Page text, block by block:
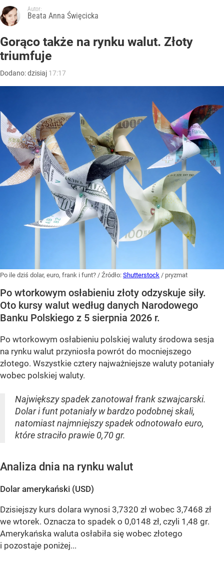
Autor:
Beata Anna Święcicka
Gorąco także na rynku walut. Złoty
triumfuje
Dodano:dzisiaj 17:17
Po ile dziś dolar, euro, frank i funt? / Źródło: Shutterstock / pryzmat
Po wtorkowym osłabieniu złoty odzyskuje siły.
Oto kursy walut według danych Narodowego
Banku Polskiego z 5 sierpnia 2026 r.
Po wtorkowym osłabieniu polskiej waluty środowa sesja
na rynku walut przyniosła powrót do mocniejszego
złotego. Wszystkie cztery najważniejsze waluty potaniały
wobec polskiej waluty.
Największy spadek zanotował frank szwajcarski.
Dolar i funt potaniały w bardzo podobnej skali,
natomiast najmniejszy spadek odnotowało euro,
które straciło prawie 0,70 gr.
Analiza dnia na rynku walut
Dolar amerykański (USD)
Dzisiejszy kurs dolara wynosi 3,7320 zł wobec 3,7468 zł
we wtorek. Oznacza to spadek o 0,0148 zł, czyli 1,48 gr.
Amerykańska waluta osłabiła się wobec złotego
i pozostaje poniżej...